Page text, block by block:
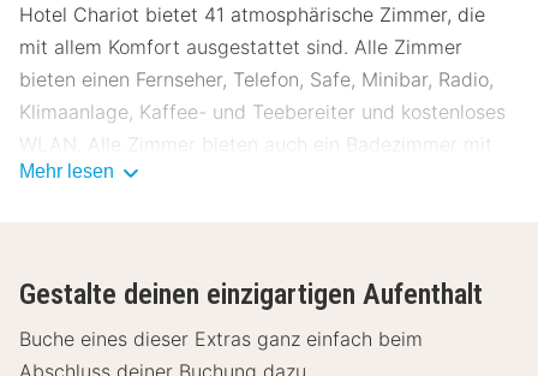
Hotel Chariot bietet 41 atmosphärische Zimmer, die
mit allem Komfort ausgestattet sind. Alle Zimmer
bieten einen Fernseher, Telefon, Safe, Minibar, Radio,
Klimaanlage, Kaffee- und Teebereiter und kostenloses
WLAN. Alle Zimmer bieten auch ein Badezimmer mit
einer Badewanne und/oder Dusche, Toilette und
einem schönen Mittag- oder Abendessen sind Sie auch
den ganzen Tag über im Hotel-Restaurant willkommen.
Würden Sie gerne die naturreiche Umgebung
Mehr lesen
Gestalte deinen einzigartigen Aufenthalt
Buche eines dieser Extras ganz einfach beim
Abschluss deiner Buchung dazu.